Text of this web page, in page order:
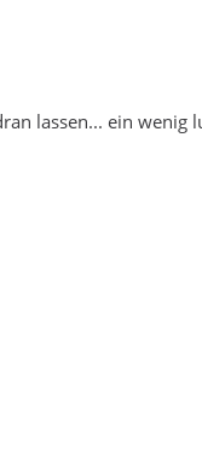
lassen... ein